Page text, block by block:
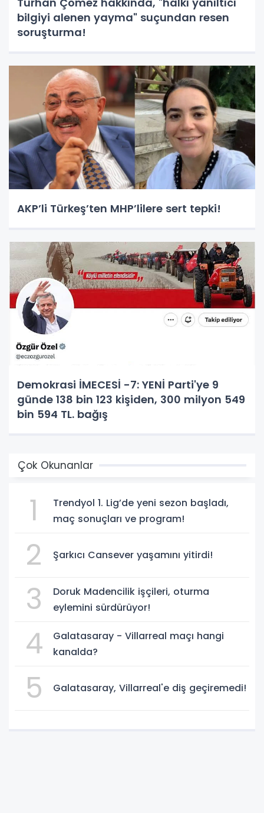
bilgiyi alenen yayma" suçundan resen
soruşturma!
AKP’li Türkeş’ten MHP’lilere sert tepki!
Demokrasi İMECESİ -7: YENİ Parti'ye 9
günde 138 bin 123 kişiden, 300 milyon 549
bin 594 TL. bağış
Çok Okunanlar
1
Trendyol 1. Lig’de yeni sezon başladı,
maç sonuçları ve program!
2 Şarkıcı Cansever yaşamını yitirdi!
3
Doruk Madencilik işçileri, oturma
eylemini sürdürüyor!
4
Galatasaray - Villarreal maçı hangi
kanalda?
5 Galatasaray, Villarreal'e diş geçiremedi!